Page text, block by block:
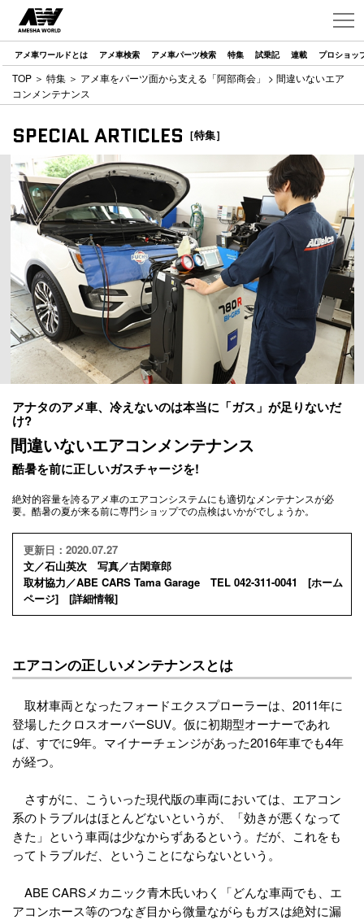
アメ車ワールドとは アメ車検索 アメ車パーツ検索 特集 試乗記 連載 プロショッ
TOP ＞ 特集 ＞ アメ車をパーツ面から支える「阿部商会」
> 間違いないエア
コンメンテナンス
SPECIAL ARTICLES ［特集］
アナタのアメ車、冷えないのは本当に「ガス」が足りないだ
け?
間違いないエアコンメンテナンス
酷暑を前に正しいガスチャージを!
絶対的容量を誇るアメ車のエアコンシステムにも適切なメンテナンスが必
要。酷暑の夏が来る前に専門ショップでの点検はいかがでしょうか。
更新日：2020.07.27
文／石山英次 写真／古閑章郎
取材協力／ABE CARS Tama Garage TEL 042-311-0041 [ホーム
ページ] [詳細情報]
エアコンの正しいメンテナンスとは
取材車両となったフォードエクスプローラーは、2011年に
登場したクロスオーバーSUV。仮に初期型オーナーであれ
ば、すでに9年。マイナーチェンジがあった2016年車でも4年
が経つ。
さすがに、こういった現代版の車両においては、エアコン
系のトラブルはほとんどないというが、「効きが悪くなって
きた」という車両は少なからずあるという。だが、これをも
ってトラブルだ、ということにならないという。
ABE CARSメカニック青木氏いわく「どんな車両でも、エ
アコンホース等のつなぎ目から微量ながらもガスは絶対に漏